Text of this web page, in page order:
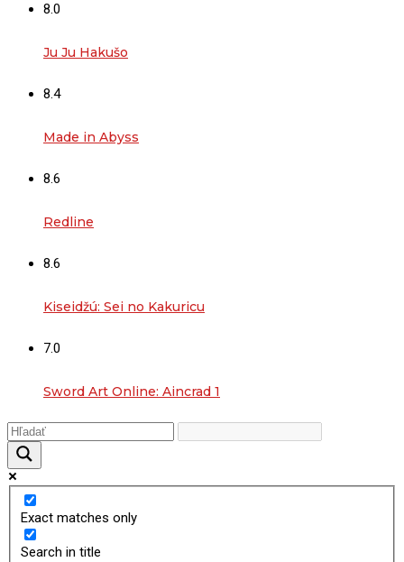
8.0
Ju Ju Hakušo
8.4
Made in Abyss
8.6
Redline
8.6
Kiseidžú: Sei no Kakuricu
7.0
Sword Art Online: Aincrad 1
Exact matches only
Search in title